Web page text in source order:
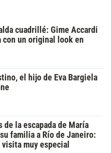
cuadrillé: Gime Accardi
con un original look en
el hijo de Eva Bargiela
de la escapada de María
familia a Río de Janeiro:
muy especial